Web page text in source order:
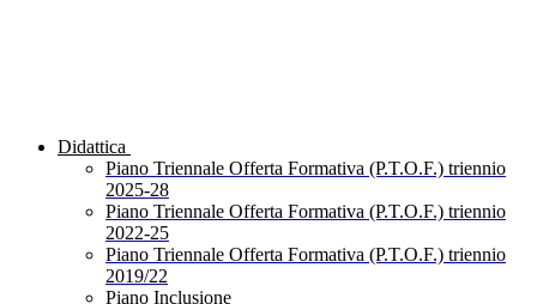
Didattica
Piano Triennale Offerta Formativa (P.T.O.F.) triennio
2025-28
Piano Triennale Offerta Formativa (P.T.O.F.) triennio
2022-25
Piano Triennale Offerta Formativa (P.T.O.F.) triennio
2019/22
Piano Inclusione